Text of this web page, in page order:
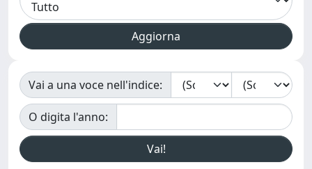
Vai a una voce nell'indice:
O digita l'anno: